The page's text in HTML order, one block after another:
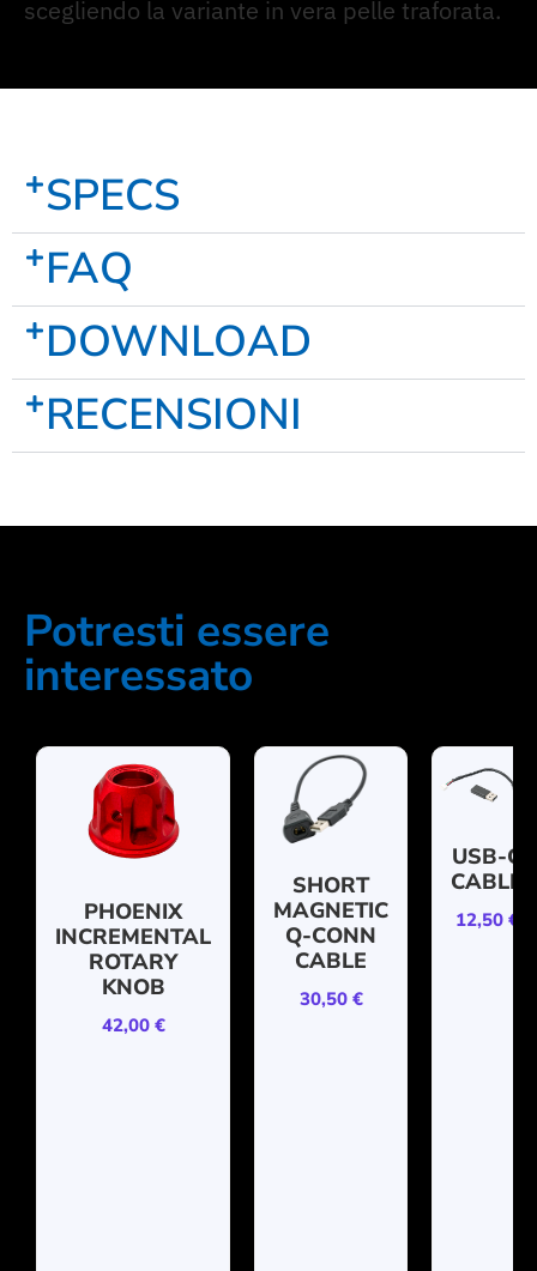
scegliendo la variante in vera pelle traforata.
SPECS
FAQ
DOWNLOAD
RECENSIONI
Potresti essere
interessato
PHOENIX
INCREMENTAL
ROTARY
KNOB
42,00 €
SHORT
MAGNETIC
Q-CONN
CABLE
30,50 €
USB-C
CABLE
12,50 €